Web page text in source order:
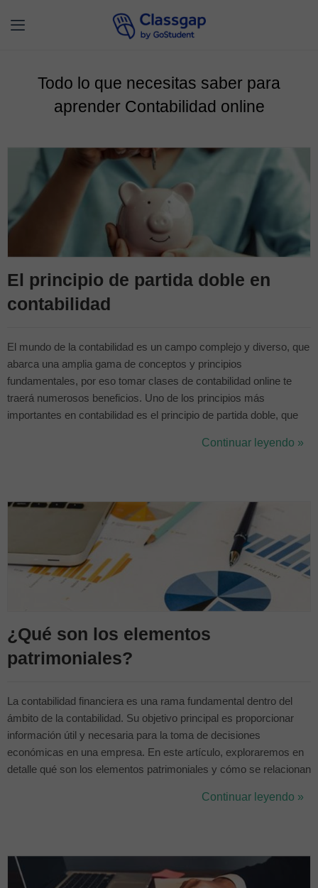
Todo lo que necesitas saber para
aprender Contabilidad online
El principio de partida doble en
contabilidad
El mundo de la contabilidad es un campo complejo y diverso, que
abarca una amplia gama de conceptos y principios
fundamentales, por eso tomar clases de contabilidad online te
traerá numerosos beneficios. Uno de los principios más
importantes en contabilidad es el principio de partida doble, que
al menos dos cuentas. Este principio se basa en la idea de que
Continuar leyendo »
¿Qué son los elementos
patrimoniales?
La contabilidad financiera es una rama fundamental dentro del
ámbito de la contabilidad. Su objetivo principal es proporcionar
información útil y necesaria para la toma de decisiones
económicas en una empresa. En este artículo, exploraremos en
detalle qué son los elementos patrimoniales y cómo se relacionan
que la contabilidad es una de las asignaturas a cursar y andas un
Continuar leyendo »